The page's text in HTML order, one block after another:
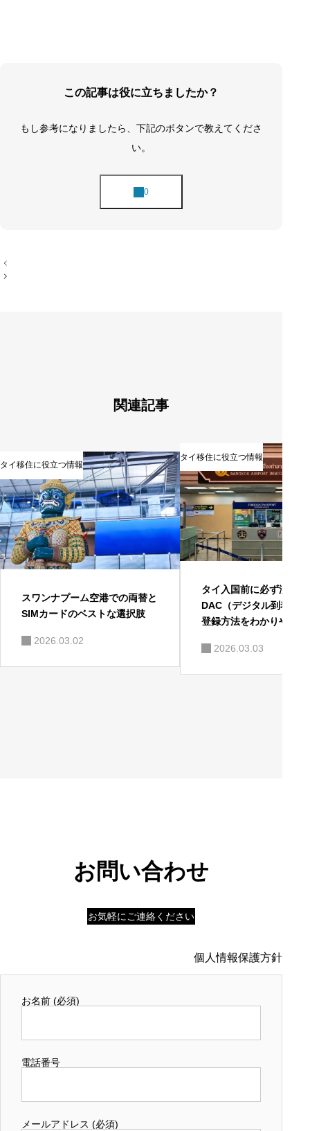
この記事は役に立ちましたか？
もし参考になりましたら、下記のボタンで教えてくださ
い。
投
稿
関連記事
タイ移住に役立つ情報
スワンナプーム空港での両替と
SIMカードのベストな選択肢
2026.03.02
タイ移住に役立つ情報
タイ入国前に必ず済ま
DAC（デジタル到着カ
登録方法をわかりやすく
2026.03.03
お問い合わせ
お気軽にご連絡ください
個人情報保護方針
お名前 (必須)
電話番号
メールアドレス (必須)